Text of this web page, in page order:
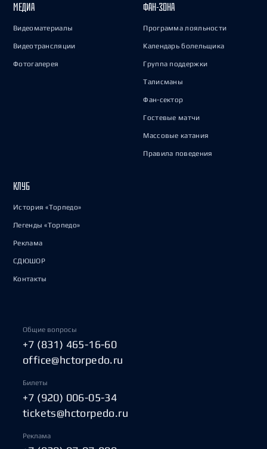
МЕДИА
Видеоматериалы
Видеотрансляции
Фотогалерея
ФАН-ЗОНА
Программа лояльности
Календарь болельщика
Группа поддержки
Талисманы
Фан-сектор
Гостевые матчи
Массовые катания
Правила поведения
КЛУБ
История «Торпедо»
Легенды «Торпедо»
Реклама
СДЮШОР
Контакты
Общие вопросы
+7 (831) 465-16-60
office@hctorpedo.ru
Билеты
+7 (920) 006-05-34
tickets@hctorpedo.ru
Реклама